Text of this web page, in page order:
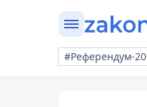
#Референдум-